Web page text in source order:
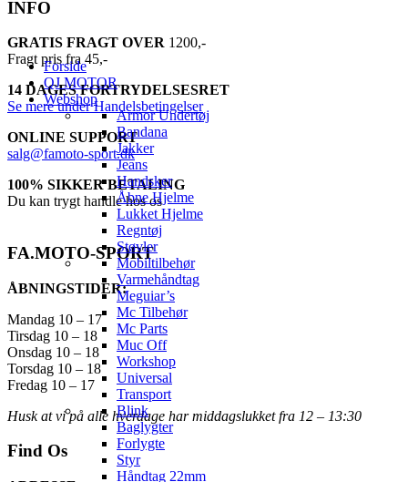
Forside
QJ MOTOR
Webshop
Armor Undertøj
Bandana
Jakker
Jeans
Handsker
Åbne Hjelme
Lukket Hjelme
Regntøj
Støvler
Mobiltilbehør
Varmehåndtag
Meguiar’s
Mc Tilbehør
Mc Parts
Muc Off
Workshop
Universal
Transport
Blink
Baglygter
Forlygte
Styr
Håndtag 22mm
INFO
GRATIS FRAGT OVER 1200,-
Fragt pris fra 45,-
14 DAGES FORTRYDELSESRET
Se mere under Handelsbetingelser
ONLINE SUPPORT
salg@famoto-sport.dk
100% SIKKER BETALING
Du kan trygt handle hos os
FA.MOTO-SPORT
ÅBNINGSTIDER:
Mandag 10 – 17
Tirsdag 10 – 18
Onsdag 10 – 18
Torsdag 10 – 18
Fredag 10 – 17
Husk at vi på alle hverdage har middagslukket fra 12 – 13:30
Find Os